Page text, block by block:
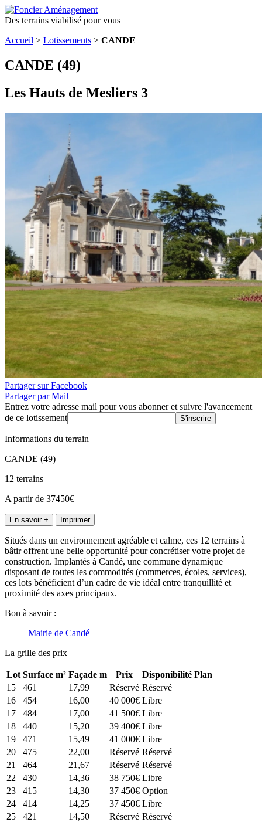
Des terrains viabilisé pour vous
Accueil > Lotissements > CANDE
CANDE (49)
Les Hauts de Mesliers 3
Partager sur Facebook
Partager par Mail
Entrez votre adresse mail pour vous abonner et suivre l'avancement
de ce lotissement
S'inscrire
Informations du terrain
CANDE (49)
12 terrains
A partir de 37450€
En savoir + Imprimer
Situés dans un environnement agréable et calme, ces 12 terrains à
bâtir offrent une belle opportunité pour concrétiser votre projet de
construction. Implantés à Candé, une commune dynamique
disposant de toutes les commodités (commerces, écoles, services),
ces lots bénéficient d’un cadre de vie idéal entre tranquillité et
proximité des axes principaux.
Bon à savoir :
Mairie de Candé
La grille des prix
Lot Surface m² Façade m Prix Disponibilité Plan
15
461 17,99 Réservé Réservé
16
454 16,00 40 000€ Libre
17
484 17,00 41 500€ Libre
18
440 15,20 39 400€ Libre
19
471 15,49 41 000€ Libre
20
475 22,00 Réservé Réservé
21
464 21,67 Réservé Réservé
22
430 14,36 38 750€ Libre
23
415 14,30 37 450€ Option
24
414 14,25 37 450€ Libre
25
421 14,50 Réservé Réservé